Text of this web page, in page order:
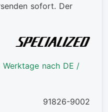
sofort. Der
nach DE /
91826-9002